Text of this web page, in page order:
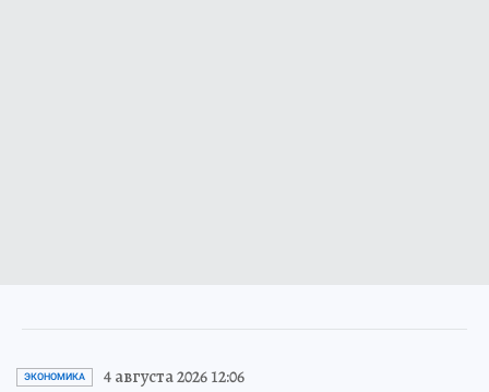
ЭКОНОМИКА 4 августа 2026 12:06